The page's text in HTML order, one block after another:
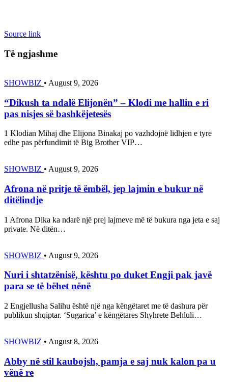
Source link
Të ngjashme
SHOWBIZ • August 9, 2026
“Dikush ta ndalë Elijonën” – Klodi me hallin e ri
pas nisjes së bashkëjetesës
1 Klodian Mihaj dhe Elijona Binakaj po vazhdojnë lidhjen e tyre
edhe pas përfundimit të Big Brother VIP…
SHOWBIZ • August 9, 2026
Afrona në pritje të ëmbël, jep lajmin e bukur në
ditëlindje
1 Afrona Dika ka ndarë një prej lajmeve më të bukura nga jeta e saj
private. Në ditën…
SHOWBIZ • August 9, 2026
Nuri i shtatzënisë, kështu po duket Engji pak javë
para se të bëhet nënë
2 Engjellusha Salihu është një nga këngëtaret me të dashura për
publikun shqiptar. ‘Sugarica’ e këngëtares Shyhrete Behluli…
SHOWBIZ • August 8, 2026
Abby në stil kaubojsh, pamja e saj nuk kalon pa u
vënë re